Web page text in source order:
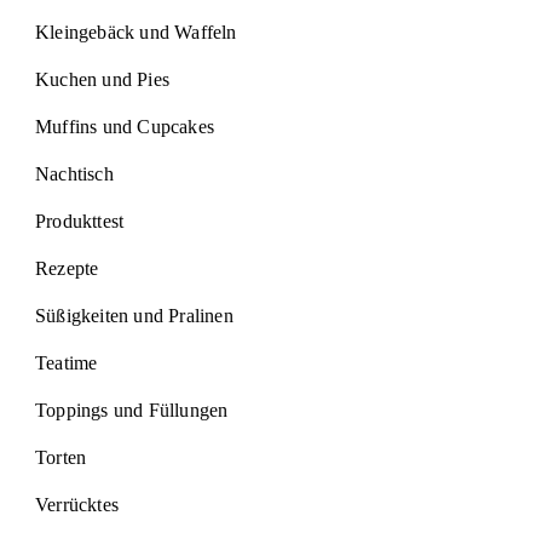
Kleingebäck und Waffeln
Kuchen und Pies
Muffins und Cupcakes
Nachtisch
Produkttest
Rezepte
Süßigkeiten und Pralinen
Teatime
Toppings und Füllungen
Torten
Verrücktes